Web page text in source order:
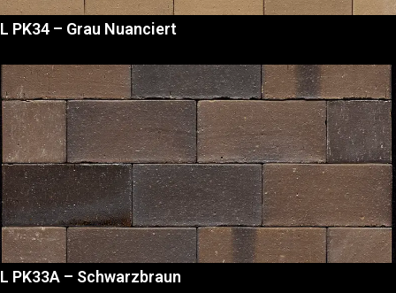
L PK34 – Grau Nuanciert
L PK33A – Schwarzbraun